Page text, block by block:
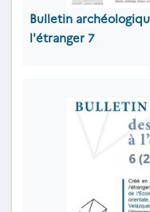
Bulletin
l'étranger 7